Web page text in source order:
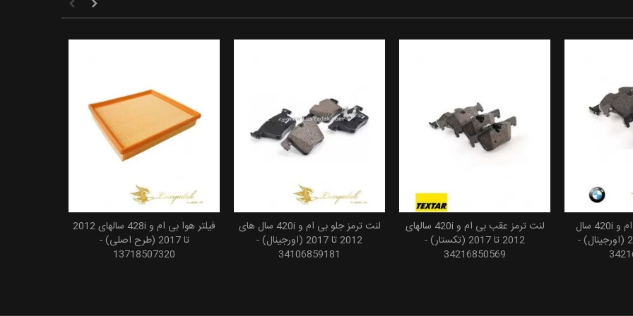
افزودن به سبد خرید فیلتر هوا بی ام و 428i سالهای 2012
تا 2017 (طرح اصلی) -
13718507320
افزودن به سبد خریدلنت ترمز جلو بی ام و 420i سال های
2012 تا 2017 (اورجینال) -
34106859181
افزودن به سبد خرید لنت ترمز عقب بی ام و 420i سالهای
2012 تا 2017 (تکستار) -
34216850569
سبد خرید لنت ترمز عقب بی ام و 420i سال
های 2012 تا 2017 (اورجینال) -